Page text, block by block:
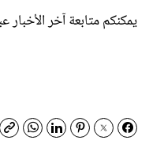
يمكنكم متابعة آخر